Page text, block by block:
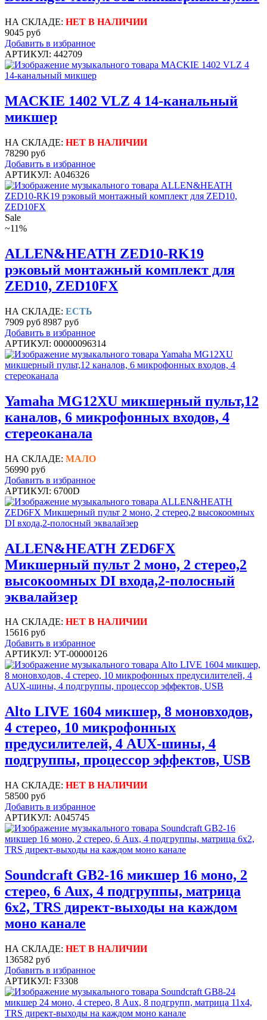
НА СКЛАДЕ: НЕТ В НАЛИЧИИ
9045 руб
Добавить в избранное
АРТИКУЛ: 442709
MACKIE 1402 VLZ 4 14-канальный
микшер
НА СКЛАДЕ: НЕТ В НАЛИЧИИ
78290 руб
Добавить в избранное
АРТИКУЛ: A046326
Sale
~11%
ALLEN&HEATH ZED10-RK19
рэковый монтажный комплект для
ZED10, ZED10FX
НА СКЛАДЕ: ЕСТЬ
7909 руб 8987 руб
Добавить в избранное
АРТИКУЛ: 00000096314
Yamaha MG12XU микшерный пульт,12
каналов, 6 микрофонных входов, 4
стереоканала
НА СКЛАДЕ: МАЛО
56990 руб
Добавить в избранное
АРТИКУЛ: 6700D
ALLEN&HEATH ZED6FX
Микшерный пульт 2 моно, 2 стерео,2
высокоомных DI входа,2-полосный
эквалайзер
НА СКЛАДЕ: НЕТ В НАЛИЧИИ
15616 руб
Добавить в избранное
АРТИКУЛ: УТ-00000126
Alto LIVE 1604 микшер, 8 моновходов,
4 стерео, 10 микрофонных
предусилителей, 4 AUX-шины, 4
подгруппы, процессор эффектов, USB
НА СКЛАДЕ: НЕТ В НАЛИЧИИ
58500 руб
Добавить в избранное
АРТИКУЛ: A045745
Soundcraft GB2-16 микшер 16 моно, 2
стерео, 6 Aux, 4 подгруппы, матрица
6x2, TRS директ-выходы на каждом
моно канале
НА СКЛАДЕ: НЕТ В НАЛИЧИИ
136582 руб
Добавить в избранное
АРТИКУЛ: F3308